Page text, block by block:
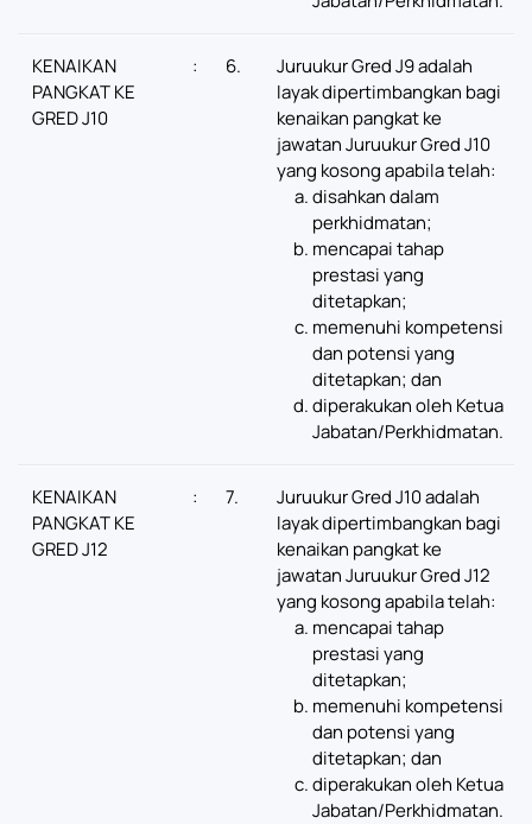
KENAIKAN
PANGKAT KE
GRED J10
: 6.
Juruukur Gred J9 adalah
layak dipertimbangkan bagi
kenaikan pangkat ke
jawatan Juruukur Gred J10
yang kosong apabila telah:
disahkan dalam
perkhidmatan;
mencapai tahap
prestasi yang
ditetapkan;
memenuhi kompetensi
dan potensi yang
ditetapkan; dan
diperakukan oleh Ketua
Jabatan/Perkhidmatan.
KENAIKAN
PANGKAT KE
GRED J12
: 7.
Juruukur Gred J10 adalah
layak dipertimbangkan bagi
kenaikan pangkat ke
jawatan Juruukur Gred J12
yang kosong apabila telah:
mencapai tahap
prestasi yang
ditetapkan;
memenuhi kompetensi
dan potensi yang
ditetapkan; dan
diperakukan oleh Ketua
Jabatan/Perkhidmatan.